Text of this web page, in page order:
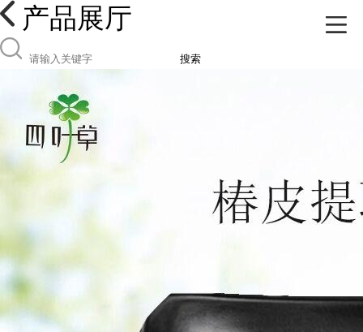
产品展厅
搜索